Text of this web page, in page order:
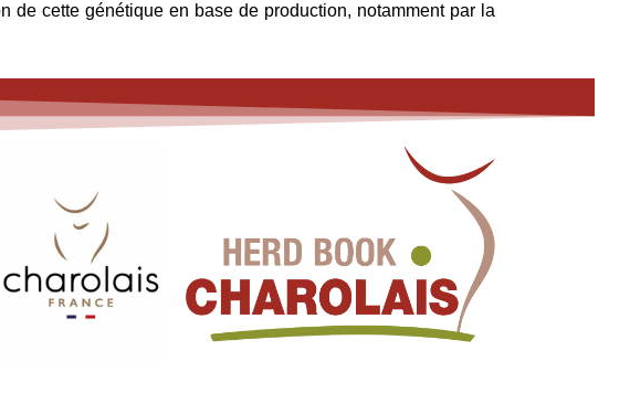
de cette génétique en base de production, notamment par la